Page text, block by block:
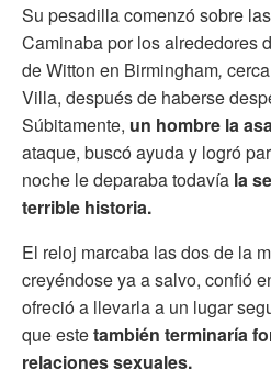
Su pesadilla comenzó sobre
Caminaba por los alrededores
de Witton en Birmingham,
Villa, después de haberse
Súbitamente, un hombre la
ataque, buscó ayuda y logró
noche le deparaba todavía la
terrible historia.
El reloj marcaba las dos de la
creyéndose ya a salvo, confió
ofreció a llevarla a un lugar
que estetambién terminaría
relaciones sexuales.